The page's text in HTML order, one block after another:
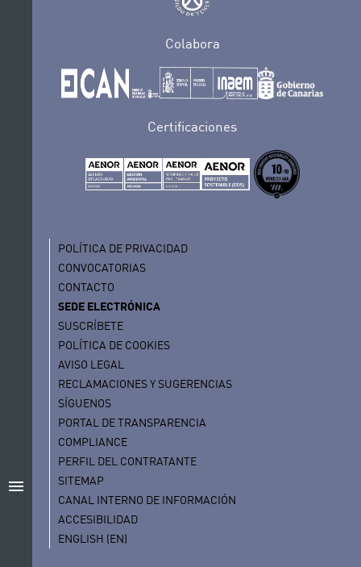
menu
Colabora
Certificaciones
POLÍTICA DE PRIVACIDAD
CONVOCATORIAS
CONTACTO
SEDE ELECTRÓNICA
SUSCRÍBETE
POLÍTICA DE COOKIES
AVISO LEGAL
RECLAMACIONES Y SUGERENCIAS
SÍGUENOS
PORTAL DE TRANSPARENCIA
COMPLIANCE
PERFIL DEL CONTRATANTE
SITEMAP
CANAL INTERNO DE INFORMACIÓN
ACCESIBILIDAD
ENGLISH (EN)